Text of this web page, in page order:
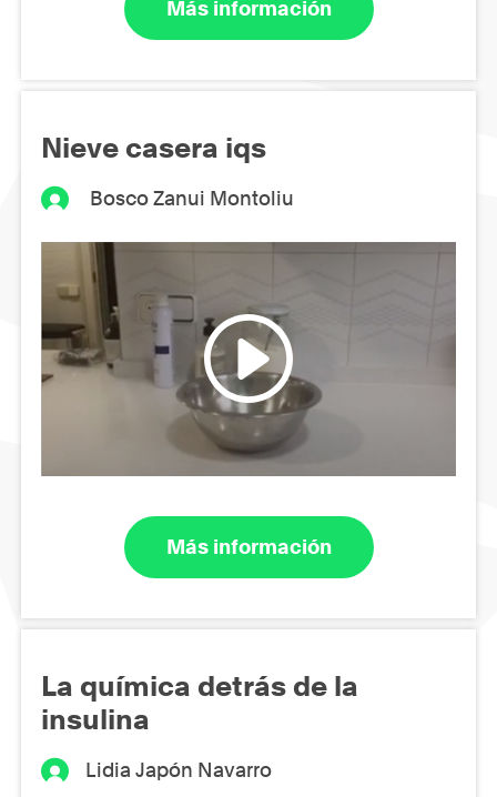
Más información
Nieve casera iqs
Bosco Zanui Montoliu
Más información
La química detrás de la
insulina
Lidia Japón Navarro